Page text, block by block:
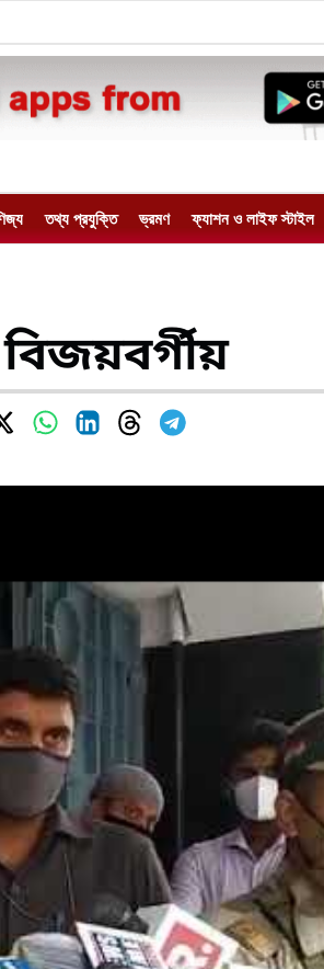
তথ্য প্রযুক্তি ভ্রমণ ফ্যাশন ও লাইফ স্টাইল